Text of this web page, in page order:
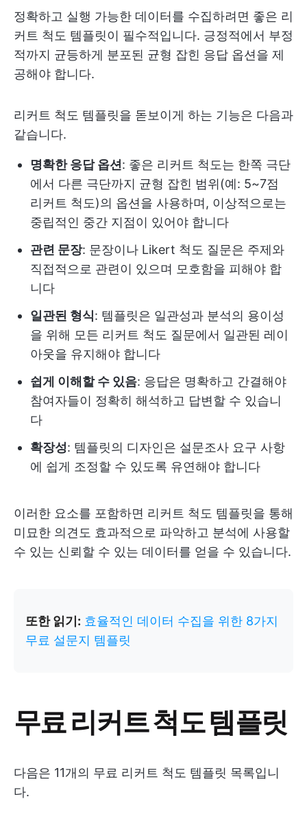
정확하고 실행 가능한 데이터를 수집하려면 좋은 리
커트 척도 템플릿이 필수적입니다. 긍정적에서 부정
적까지 균등하게 분포된 균형 잡힌 응답 옵션을 제
공해야 합니다.
리커트 척도 템플릿을 돋보이게 하는 기능은 다음과
같습니다.
명확한 응답 옵션 : 좋은 리커트 척도는 한쪽 극단
에서 다른 극단까지 균형 잡힌 범위(예: 5~7점
리커트 척도)의 옵션을 사용하며, 이상적으로는
중립적인 중간 지점이 있어야 합니다
관련 문장: 문장이나 Likert 척도 질문은 주제와
직접적으로 관련이 있으며 모호함을 피해야 합
니다
일관된 형식: 템플릿은 일관성과 분석의 용이성
을 위해 모든 리커트 척도 질문에서 일관된 레이
아웃을 유지해야 합니다
쉽게 이해할 수 있음: 응답은 명확하고 간결해야
참여자들이 정확히 해석하고 답변할 수 있습니
다
확장성: 템플릿의 디자인은 설문조사 요구 사항
에 쉽게 조정할 수 있도록 유연해야 합니다
이러한 요소를 포함하면 리커트 척도 템플릿을 통해
미묘한 의견도 효과적으로 파악하고 분석에 사용할
수 있는 신뢰할 수 있는 데이터를 얻을 수 있습니다.
또한 읽기: 효율적인 데이터 수집을 위한 8가지
무료 설문지 템플릿
무료 리커트 척도 템플릿
다음은 11개의 무료 리커트 척도 템플릿 목록입니
다.